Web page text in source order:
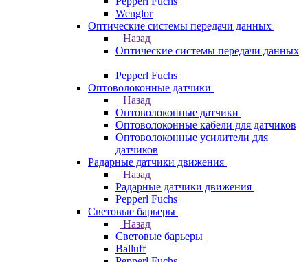
Wenglor
Оптические системы передачи данных
Назад
Оптические системы передачи данных
Pepperl Fuchs
Оптоволоконные датчики
Назад
Оптоволоконные датчики
Оптоволоконные кабели для датчиков
Оптоволоконные усилители для
датчиков
Радарные датчики движения
Назад
Радарные датчики движения
Pepperl Fuchs
Световые барьеры
Назад
Световые барьеры
Balluff